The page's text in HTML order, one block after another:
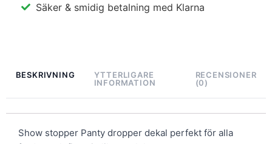
Säker & smidig betalning med Klarna
BESKRIVNING
YTTERLIGARE
INFORMATION
RECENSIONER
(0)
Show stopper Panty dropper dekal perfekt för alla